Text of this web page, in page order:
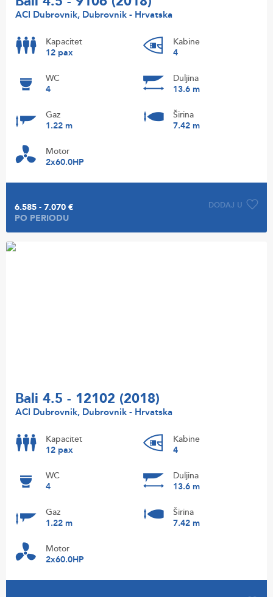
ACI Dubrovnik, Dubrovnik - Hrvatska
Kapacitet
12 pax
Kabine
4
WC
4
Duljina
13.6 m
Gaz
1.22 m
Širina
7.42 m
Motor
2x60.0HP
DODAJ U
6.585 - 7.070 €
PO PERIODU
Bali 4.5 - 12102 (2018)
ACI Dubrovnik, Dubrovnik - Hrvatska
Kapacitet
12 pax
Kabine
4
WC
4
Duljina
13.6 m
Gaz
1.22 m
Širina
7.42 m
Motor
2x60.0HP